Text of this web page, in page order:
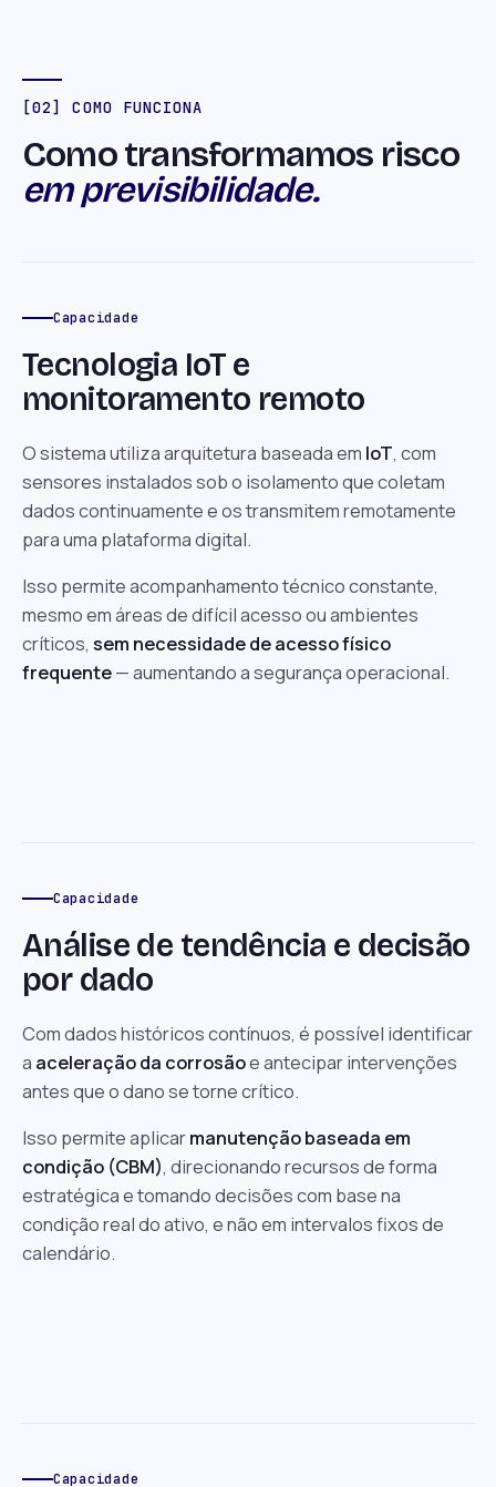
[02] COMO FUNCIONA
Como transformamos risco
em previsibilidade.
Capacidade
Tecnologia IoT e
monitoramento remoto
O sistema utiliza arquitetura baseada em IoT, com
sensores instalados sob o isolamento que coletam
dados continuamente e os transmitem remotamente
para uma plataforma digital.
Isso permite acompanhamento técnico constante,
mesmo em áreas de difícil acesso ou ambientes
críticos, sem necessidade de acesso físico
frequente— aumentando a segurança operacional.
Capacidade
Análise de tendência e decisão
por dado
Com dados históricos contínuos, é possível identificar
a aceleração da corrosãoe antecipar intervenções
antes que o dano se torne crítico.
Isso permite aplicarmanutenção baseada em
condição (CBM), direcionando recursos de forma
estratégica e tomando decisões com base na
condição real do ativo, e não em intervalos fixos de
calendário.
Capacidade